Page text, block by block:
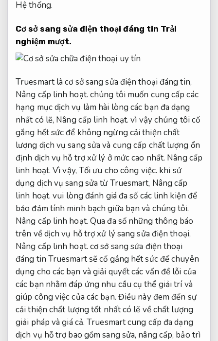
Hệ thống.
Cơ sở sang sửa điện thoại đáng tin Trải
nghiệm mượt.
Truesmart là cơ sở sang sửa điện thoại đáng tin,
Nâng cấp linh hoạt. chúng tôi muốn cung cấp các
hạng mục dịch vụ làm hài lòng các bạn đa dạng
nhất có lẽ, Nâng cấp linh hoạt. vì vậy chúng tôi cố
gắng hết sức để không ngừng cải thiện chất
lượng dịch vụ sang sửa và cung cấp chất lượng ổn
định dịch vụ hỗ trợ xử lý ở mức cao nhất. Nâng cấp
linh hoạt. Vì vậy, Tối ưu cho công việc. khi sử
dụng dịch vụ sang sửa từ Truesmart, Nâng cấp
linh hoạt. vui lòng đánh giá đa số các linh kiện để
bảo đảm tính minh bạch giữa bạn và chúng tôi.
Nâng cấp linh hoạt. Qua đa số những thông báo
trên về dịch vụ hỗ trợ xử lý sang sửa điện thoại,
Nâng cấp linh hoạt. cơ sở sang sửa điện thoại
đáng tin Truesmart sẽ cố gắng hết sức để chuyên
dụng cho các bạn và giải quyết các vấn đề lỗi của
các bạn nhằm đáp ứng nhu cầu cụ thể giải trí và
giúp công việc của các bạn. Điều này đem đến sự
cải thiện chất lượng tốt nhất có lẽ về chất lượng
giải pháp và giá cả. Truesmart cung cấp đa dạng
dịch vụ hỗ trợ bao gồm sang sửa, nâng cấp, bảo trì